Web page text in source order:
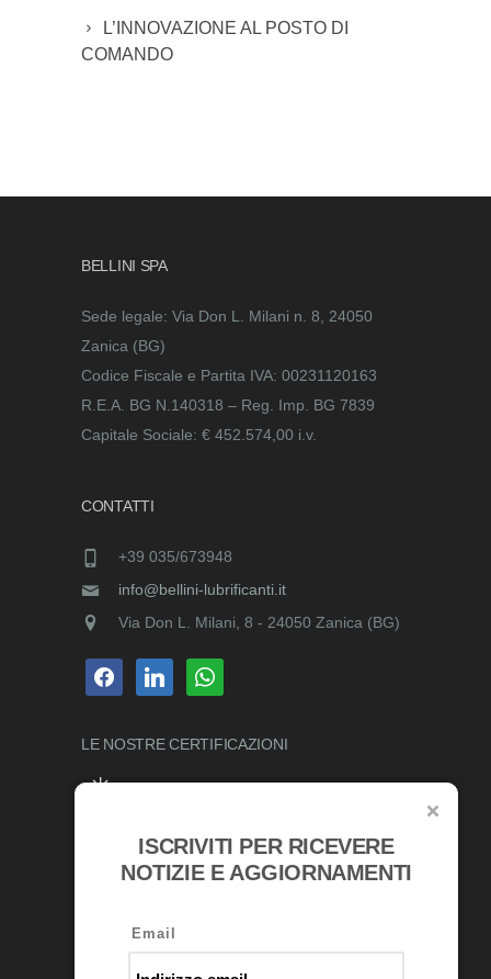
L’INNOVAZIONE AL POSTO DI
COMANDO
BELLINI SPA
Sede legale: Via Don L. Milani n. 8, 24050
Zanica (BG)
Codice Fiscale e Partita IVA: 00231120163
R.E.A. BG N.140318 – Reg. Imp. BG 7839
Capitale Sociale: € 452.574,00 i.v.
CONTATTI
+39 035/673948
info@bellini-lubrificanti.it
Via Don L. Milani, 8 - 24050 Zanica (BG)
facebooklinkedin whatsapp
LE NOSTRECERTIFICAZIONI
RICONOSCIMENTI
ISCRIVITI PER RICEVERE
NOTIZIE E AGGIORNAMENTI
Email